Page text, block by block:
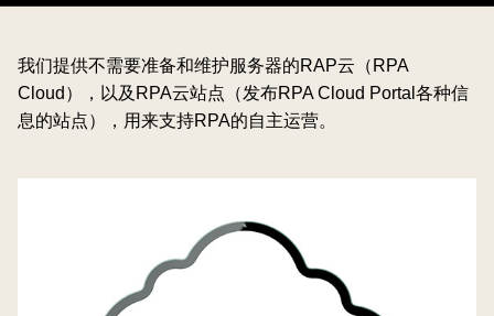
我们提供不需要准备和维护服务器的RAP云（RPA
Cloud），以及RPA云站点（发布RPA Cloud Portal各种信
息的站点），用来支持RPA的自主运营。